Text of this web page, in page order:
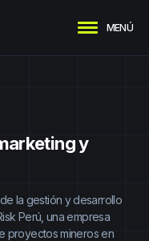
MENÚ
y
la gestión y desarrollo
Perú, una empresa
proyectos mineros en